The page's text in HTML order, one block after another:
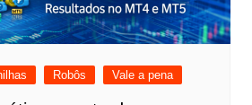
Robôs Vale a pena